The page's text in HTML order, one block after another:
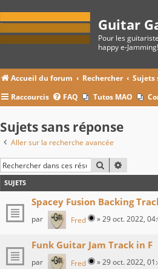
Guitar
Pour les
happy e-Jamming!
Accueil du forum Rechercher
Sujets
Raccourcis
FAQ Tutos MAO
Sujets sans réponse
Aller sur la recherche avancée
RECHERCHER
SUJETS
Spacey Fusion Backing
par Fred »29 oct. 2022,
Funk Guitar Jam Track in F
par Fred »29 oct. 2022,